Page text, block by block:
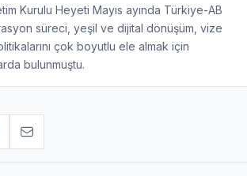
Kurulu Heyeti Mayıs ayında Türkiye-AB
süreci, yeşil ve dijital dönüşüm, vize
çok boyutlu ele almak için
bulunmuştu.